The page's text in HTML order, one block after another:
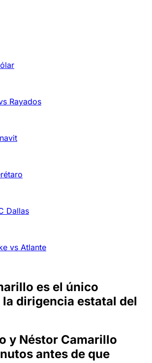
Rayados
Dallas
vs Atlante
es el único
dirigencia estatal del
y Néstor Camarillo
antes de que